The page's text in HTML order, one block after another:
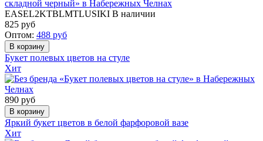
EASEL2KTBLMTLUSIKI В наличии
825 руб
Оптом: 488 руб
Букет полевых цветов на стуле
Хит
890 руб
Яркий букет цветов в белой фарфоровой вазе
Хит